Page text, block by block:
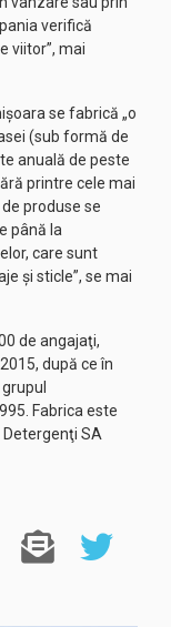
verifică
viitor”, mai
se fabrică „o
(sub formă de
anuală de peste
printre cele mai
produse se
până la
care sunt
şi sticle”, se mai
de angajaţi,
după ce în
Fabrica este
SA